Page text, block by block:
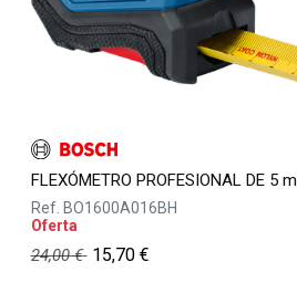
FLEXÓMETRO PROFESIONAL DE 5 m
Ref. BO1600A016BH
Oferta
24,00€ 15,70€